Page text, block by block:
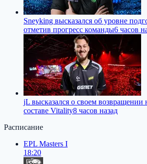
Sneyking высказался об уровне
отметив прогресс команды6 часов
jL высказался о своем возвращении
составе Vitality8 часов назад
Расписание
EPL Masters I
18:20